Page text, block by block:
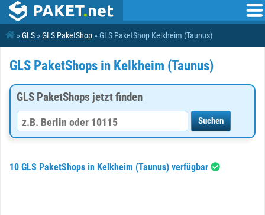
»GLS »GLS PaketShop » GLS PaketShop Kelkheim (Taunus)
GLS PaketShops in Kelkheim (Taunus)
GLS PaketShops jetzt finden
10 GLS PaketShops in Kelkheim (Taunus) verfügbar